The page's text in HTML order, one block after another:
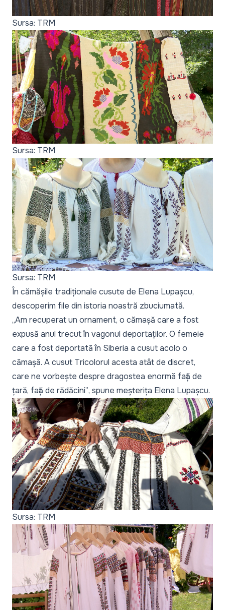
Sursa: TRM
Sursa: TRM
Sursa: TRM
În cămășile tradiționale cusute de Elena Lupașcu,
descoperim file din istoria noastră zbuciumată.
„Am recuperat un ornament, o cămașă care a fost
expusă anul trecut în vagonul deportaților. O femeie
care a fost deportată în Siberia a cusut acolo o
cămașă. A cusut Tricolorul acesta atât de discret,
care ne vorbește despre dragostea enormă față de
țară, față de rădăcini”, spune meșterița Elena Lupașcu.
Sursa: TRM